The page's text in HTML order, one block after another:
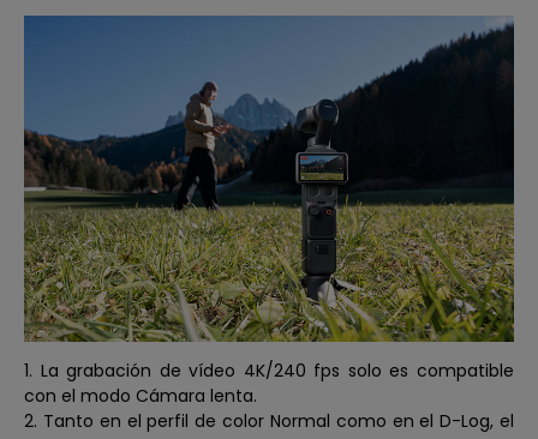
1. La grabación de vídeo 4K/240 fps solo es compatible
con el modo Cámara lenta.
2. Tanto en el perfil de color Normal como en el D-Log, el